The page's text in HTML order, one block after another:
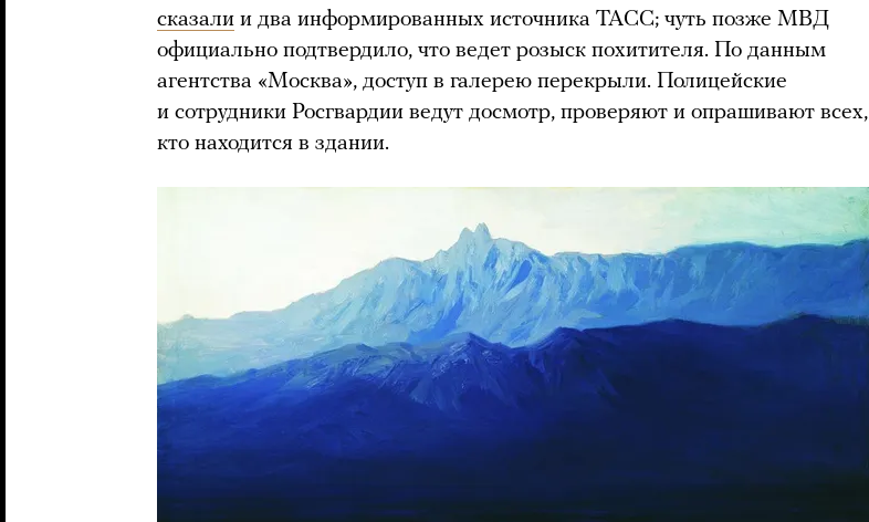
сказали и два информированных источника ТАСС; чуть позже МВД
официально подтвердило, что ведет розыск похитителя. По данным
агентства «Москва», доступ в галерею перекрыли. Полицейские
и сотрудники Росгвардии ведут досмотр, проверяют и опрашивают всех,
кто находится в здании.